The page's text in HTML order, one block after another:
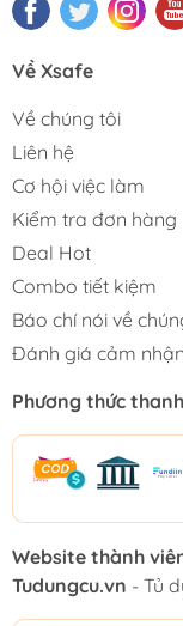
Về Xsafe
Về chúng tôi
Liên hệ
Cơ hội việc làm
Kiểm tra đơn hàng
Deal Hot
Combo tiết kiệm
Báo chí nói về
Đánh giá cảm
Phương thức
Website thành
Tudungcu.vn - Tủ